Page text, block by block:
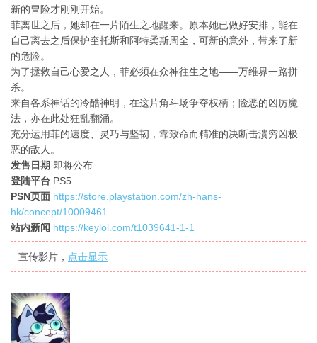
新的冒险才刚刚开始。
菲离世之后，她却在一片陌生之地醒来。原本她已做好安排，能在
自己离去之后保护奎托斯和阿特柔斯周全，可新的意外，带来了新
的危险。
为了拯救自己心爱之人，菲必须在众神往生之地——万维界一路拼
杀。
来自各系神话的冷酷神明，在这片角斗场争夺权柄；险恶的凶厉魔
法，亦在此处狂乱翻涌。
充分运用菲的速度、灵巧与坚韧，靠致命而精准的决断击溃穷凶极
恶的敌人。
发售日期 即将公布
登陆平台 PS5
PSN页面 https://store.playstation.com/zh-hans-
hk/concept/10009461
站内新闻 https://keylol.com/t1039641-1-1
宣传影片， 点击显示